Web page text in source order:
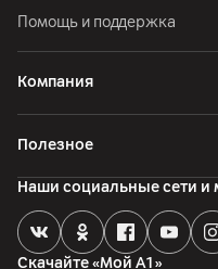
Помощь и поддержка
Компания
Полезное
Скачайте «Мой А1»
Наши социальные сети